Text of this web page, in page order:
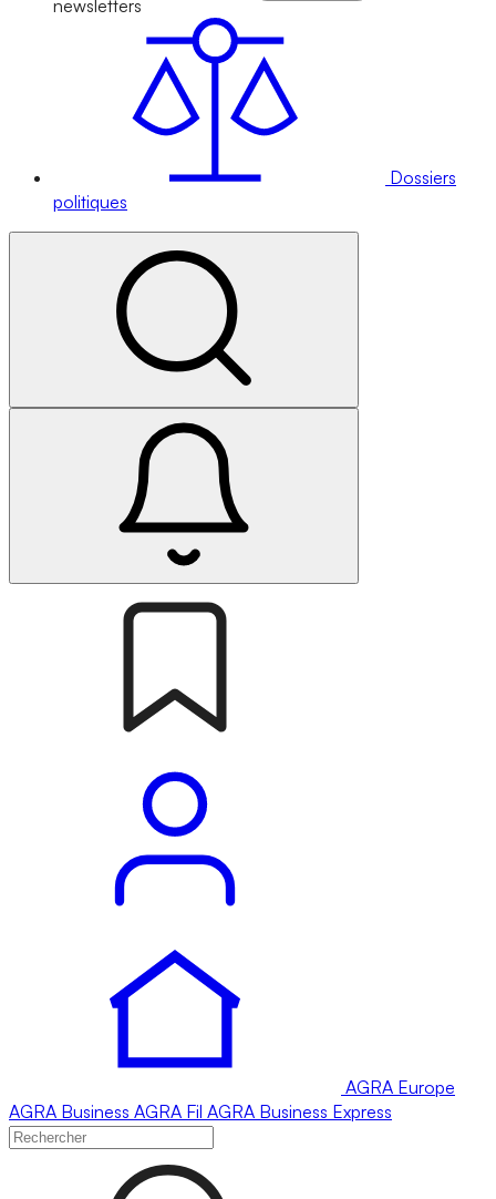
newsletters
Dossiers
politiques
AGRA Europe
AGRA Business AGRA Fil AGRA Business Express